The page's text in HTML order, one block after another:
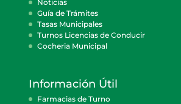
Noticias
Guía de Trámites
Tasas Municipales
Turnos Licencias de Conducir
Cocheria Municipal
Información Útil
Farmacias de Turno